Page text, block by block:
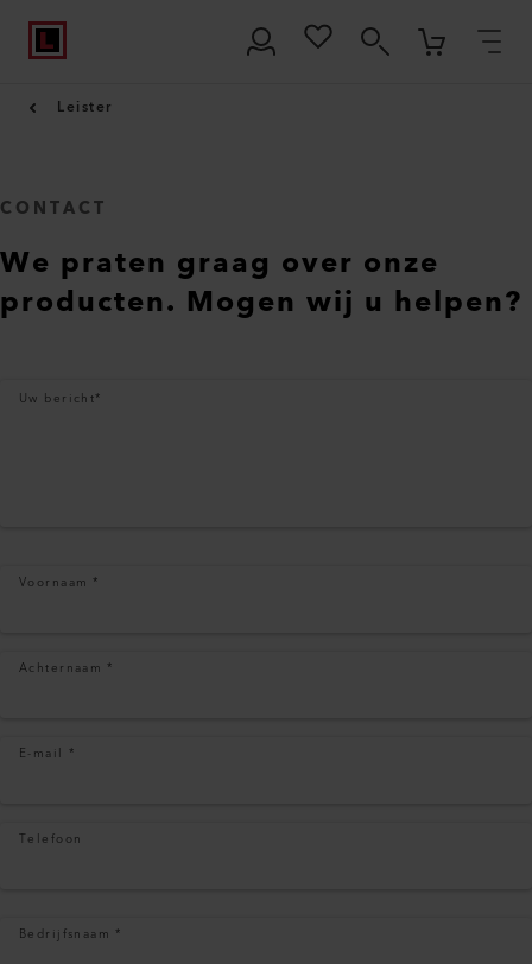
Leister
CONTACT
We praten graag over onze
producten. Mogen wij u helpen?
Uw bericht*
Voornaam *
Achternaam *
E-mail *
Telefoon
Bedrijfsnaam *